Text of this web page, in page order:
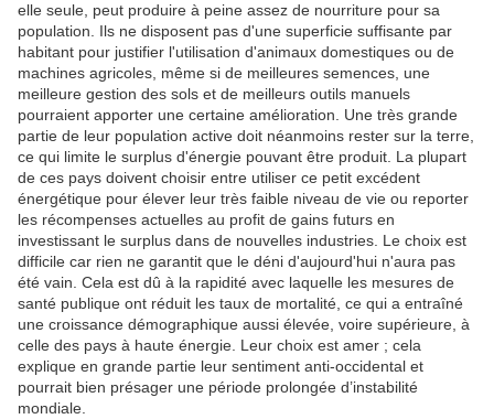
elle seule, peut produire à peine assez de nourriture pour sa
population. Ils ne disposent pas d'une superficie suffisante par
habitant pour justifier l'utilisation d'animaux domestiques ou de
machines agricoles, même si de meilleures semences, une
meilleure gestion des sols et de meilleurs outils manuels
pourraient apporter une certaine amélioration. Une très grande
partie de leur population active doit néanmoins rester sur la terre,
ce qui limite le surplus d'énergie pouvant être produit. La plupart
de ces pays doivent choisir entre utiliser ce petit excédent
énergétique pour élever leur très faible niveau de vie ou reporter
les récompenses actuelles au profit de gains futurs en
investissant le surplus dans de nouvelles industries. Le choix est
difficile car rien ne garantit que le déni d'aujourd'hui n'aura pas
été vain. Cela est dû à la rapidité avec laquelle les mesures de
santé publique ont réduit les taux de mortalité, ce qui a entraîné
une croissance démographique aussi élevée, voire supérieure, à
celle des pays à haute énergie. Leur choix est amer ; cela
explique en grande partie leur sentiment anti-occidental et
pourrait bien présager une période prolongée d’instabilité
mondiale.